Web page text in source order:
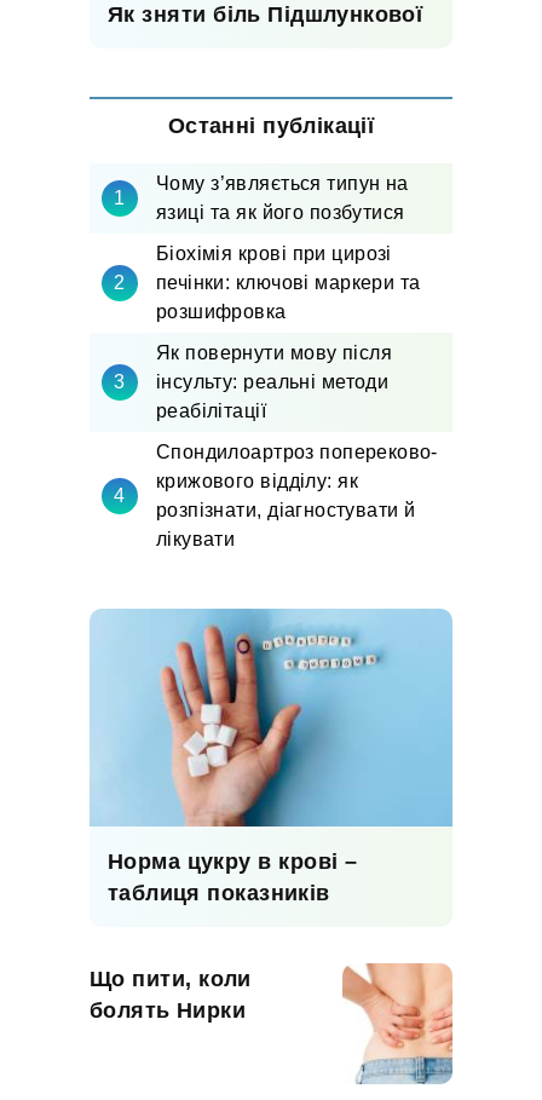
Як зняти біль Підшлункової
Останні публікації
Чому з’являється типун на
язиці та як його позбутися
Біохімія крові при цирозі
печінки: ключові маркери та
розшифровка
Як повернути мову після
інсульту: реальні методи
реабілітації
Спондилоартроз попереково-
крижового відділу: як
розпізнати, діагностувати й
лікувати
Норма цукру в крові –
таблиця показників
Що пити, коли
болять Нирки